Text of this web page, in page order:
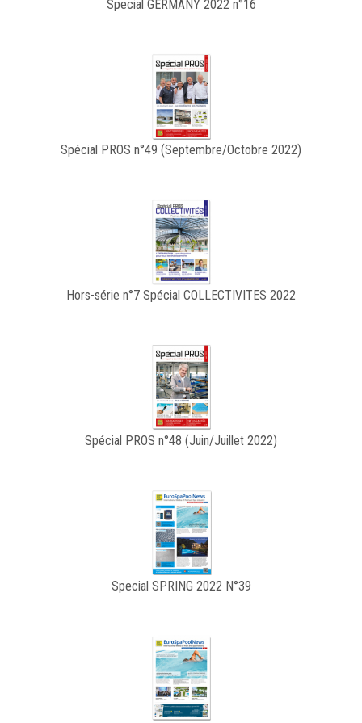
Special GERMANY 2022 n°16
Spécial PROS n°49 (Septembre/Octobre 2022)
Hors-série n°7 Spécial COLLECTIVITES 2022
Spécial PROS n°48 (Juin/Juillet 2022)
Special SPRING 2022 N°39